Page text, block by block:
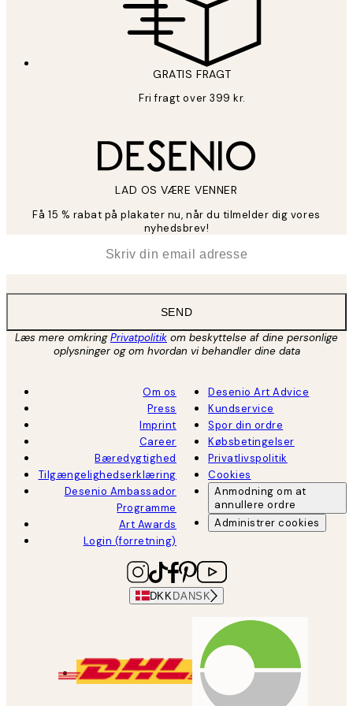
GRATIS FRAGT
Fri fragt over 399 kr.
LAD OS VÆRE VENNER
Få 15 % rabat på plakater nu, når du tilmelder dig vores
nyhedsbrev!
SEND
Læs mere omkringPrivatpolitik om beskyttelse af dine personlige
oplysninger og om hvordan vi behandler dine data
Om os
Press
Imprint
Career
Bæredygtighed
Tilgængelighedserklæring
Desenio Ambassador
Programme
Art Awards
Login (forretning)
Desenio Art Advice
Kundservice
Spor din ordre
Købsbetingelser
Privatlivspolitik
Cookies
Anmodning om at
annullere ordre
Administrer cookies
DKK DANSK